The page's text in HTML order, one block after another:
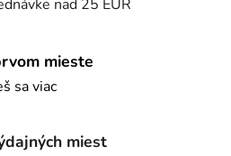
nad 25 EUR
mieste
sa viac
miest